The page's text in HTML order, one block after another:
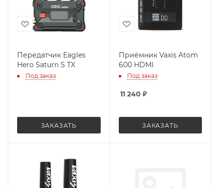
Передатчик Eagles
Hero Saturn S TX
Под заказ
ЗАКАЗАТЬ
Приёмник Vaxis Atom
600 HDMI
Под заказ
11 240 ₽
ЗАКАЗАТЬ